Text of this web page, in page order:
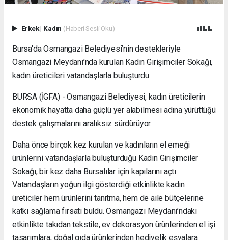
Erkek| Kadın (Haberi Sesli Oku)
Bursa'da Osmangazi Belediyesi’nin destekleriyle
Osmangazi Meydanı’nda kurulan Kadın Girişimciler Sokağı,
kadın üreticileri vatandaşlarla buluşturdu.
BURSA (İGFA) - Osmangazi Belediyesi, kadın üreticilerin
ekonomik hayatta daha güçlü yer alabilmesi adına yürüttüğü
destek çalışmalarını aralıksız sürdürüyor.
Daha önce birçok kez kurulan ve kadınların el emeği
ürünlerini vatandaşlarla buluşturduğu Kadın Girişimciler
Sokağı, bir kez daha Bursalılar için kapılarını açtı.
Vatandaşların yoğun ilgi gösterdiği etkinlikte kadın
üreticiler hem ürünlerini tanıtma, hem de aile bütçelerine
katkı sağlama fırsatı buldu. Osmangazi Meydanı’ndaki
etkinlikte takıdan tekstile, ev dekorasyon ürünlerinden el işi
tasarımlara, doğal gıda ürünlerinden hediyelik eşyalara